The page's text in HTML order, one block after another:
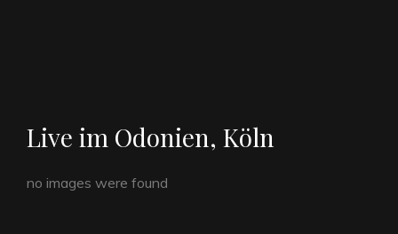
Live im Odonien, Köln
no images were found